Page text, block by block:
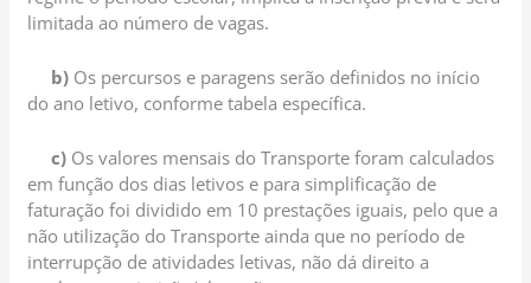
limitada ao número de vagas.
b) Os percursos e paragens serão definidos no início
do ano letivo, conforme tabela específica.
c) Os valores mensais do Transporte foram calculados
em função dos dias letivos e para simplificação de
faturação foi dividido em 10 prestações iguais, pelo que a
não utilização do Transporte ainda que no período de
interrupção de atividades letivas, não dá direito a